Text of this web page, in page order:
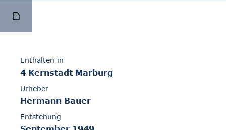
Enthalten in
4 Kernstadt Marburg
Urheber
Hermann Bauer
Entstehung